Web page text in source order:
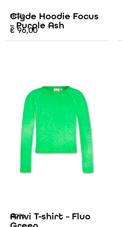
AO76
Clyde Hoodie Focus
– Purple Ash
€ 96,00
AO76
Amvi T-shirt – Fluo